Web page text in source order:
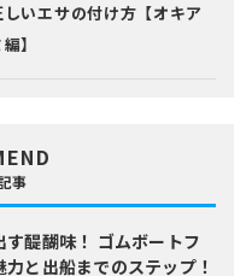
しいエサの付け方【オキア
】
事
醍醐味！ ゴムボートフ
と出船までのステップ！